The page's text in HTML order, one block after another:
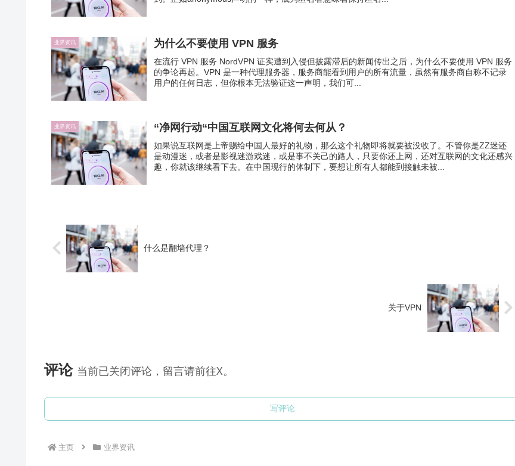
业界资讯 为什么不要使用 VPN 服务
在流行 VPN 服务 NordVPN 证实遭到入侵但披露滞后的新闻传出之后，为什么不要使用 VPN 服务
的争论再起。VPN 是一种代理服务器，服务商能看到用户的所有流量，虽然有服务商自称不记录
用户的任何日志，但你根本无法验证这一声明，我们可...
业界资讯 “净网行动“中国互联网文化将何去何从？
如果说互联网是上帝赐给中国人最好的礼物，那么这个礼物即将就要被没收了。不管你是ZZ迷还
是动漫迷，或者是影视迷游戏迷，或是事不关己的路人，只要你还上网，还对互联网的文化还感兴
趣，你就该继续看下去。在中国现行的体制下，要想让所有人都能到接触未被...
什么是翻墙代理？
关于VPN
评论 当前已关闭评论，留言请前往X。
写评论
主页 业界资讯